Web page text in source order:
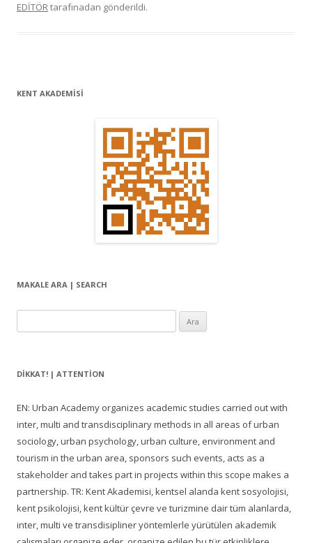
EDİTÖRtarafınadan gönderildi.
KENT AKADEMİSİ
MAKALE ARA | SEARCH
DIKKAT! | ATTENTION
EN: Urban Academy organizes academic studies carried out with
inter, multi and transdisciplinary methods in all areas of urban
sociology, urban psychology, urban culture, environment and
tourism in the urban area, sponsors such events, acts as a
stakeholder and takes part in projects within this scope makes a
partnership. TR: Kent Akademisi, kentsel alanda kent sosyolojisi,
kent psikolojisi, kent kültür çevre ve turizmine dair tüm alanlarda,
inter, multi ve transdisipliner yöntemlerle yürütülen akademik